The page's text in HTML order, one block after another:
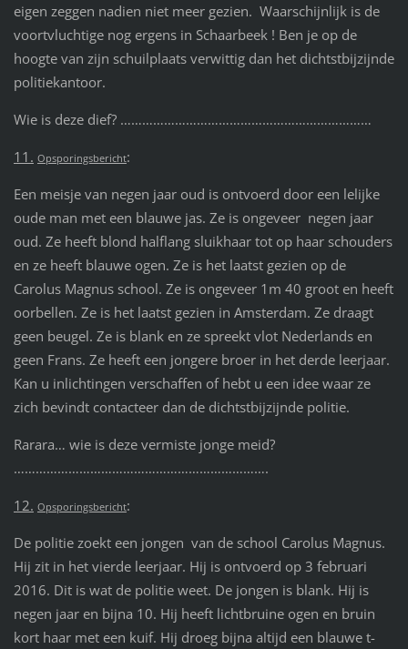
eigen zeggen nadien niet meer gezien. Waarschijnlijk is de
voortvluchtige nog ergens in Schaarbeek ! Ben je op de
hoogte van zijn schuilplaats verwittig dan het dichtstbijzijnde
politiekantoor.
Wie is deze dief? ……………………………………………………………
11. Opsporingsbericht:
Een meisje van negen jaar oud is ontvoerd door een lelijke
oude man met een blauwe jas. Ze is ongeveer negen jaar
oud. Ze heeft blond halflang sluikhaar tot op haar schouders
en ze heeft blauwe ogen. Ze is het laatst gezien op de
Carolus Magnus school. Ze is ongeveer 1m 40 groot en heeft
oorbellen. Ze is het laatst gezien in Amsterdam. Ze draagt
geen beugel. Ze is blank en ze spreekt vlot Nederlands en
geen Frans. Ze heeft een jongere broer in het derde leerjaar.
Kan u inlichtingen verschaffen of hebt u een idee waar ze
zich bevindt contacteer dan de dichtstbijzijnde politie.
Rarara… wie is deze vermiste jonge meid?
…………………………………………………………….
12. Opsporingsbericht:
De politie zoekt een jongen van de school Carolus Magnus.
Hij zit in het vierde leerjaar. Hij is ontvoerd op 3 februari
2016. Dit is wat de politie weet. De jongen is blank. Hij is
negen jaar en bijna 10. Hij heeft lichtbruine ogen en bruin
kort haar met een kuif. Hij droeg bijna altijd een blauwe t-